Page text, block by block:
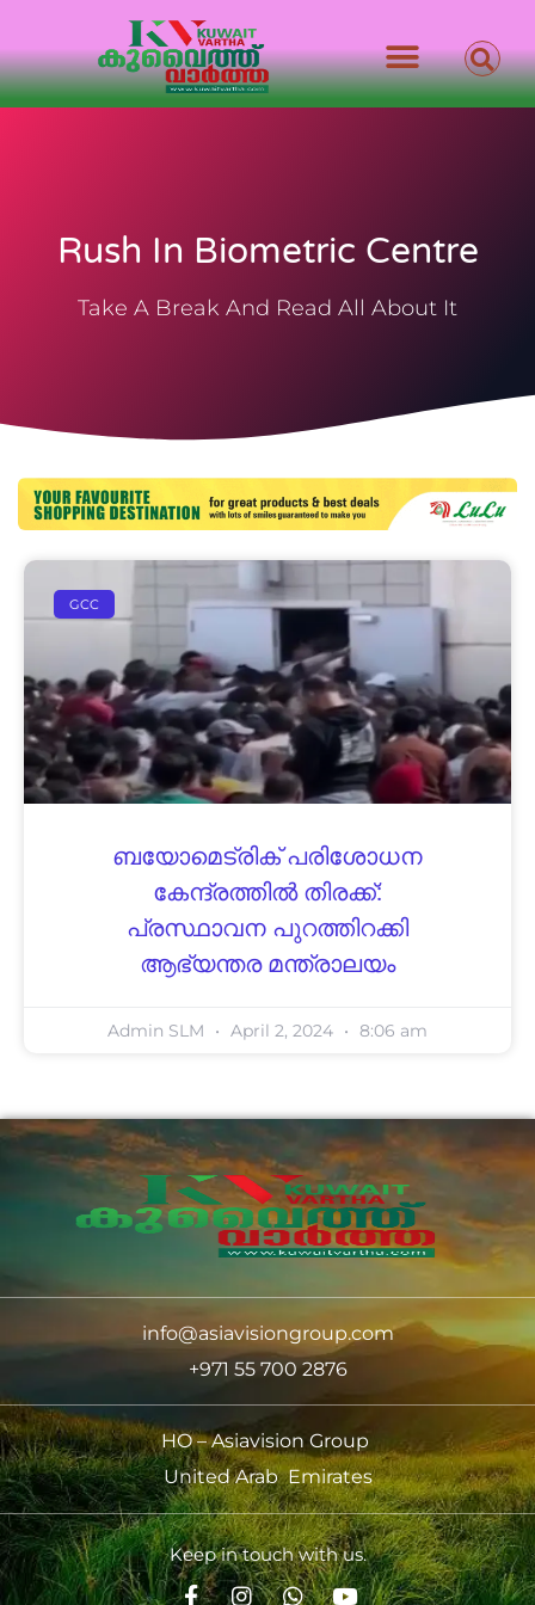
Rush In Biometric Centre
Take A Break And Read All About It
GCC
ബയോമെട്രിക് പരിശോധന
കേന്ദ്രത്തിൽ തിരക്ക്:
പ്രസ്ഥാവന പുറത്തിറക്കി
ആഭ്യന്തര മന്ത്രാലയം
Admin SLM April 2, 2024 8:06 am
info@asiavisiongroup.com
+971 55 700 2876
HO – Asiavision Group
United Arab Emirates
Keep in touch with us.